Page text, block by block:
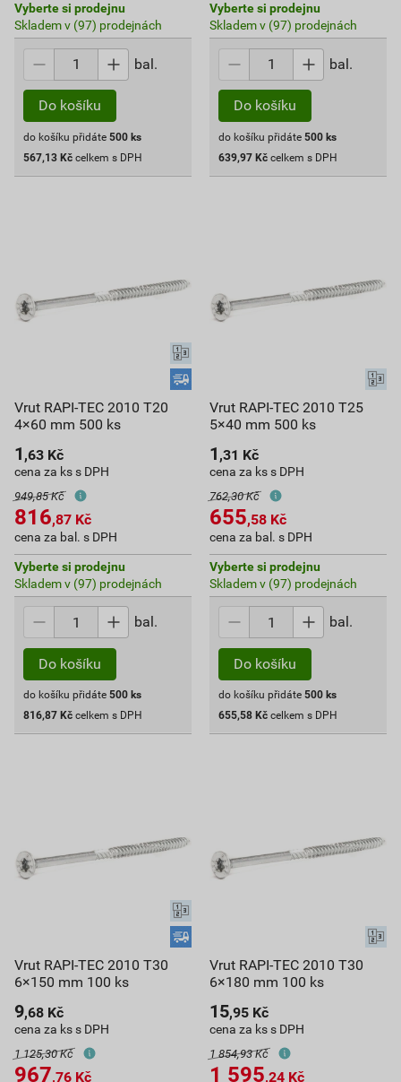
Vyberte si prodejnu
Skladem v (97) prodejnách
bal.
Do košíku
do košíku přidáte 500 ks
567,13 Kč celkem s DPH
Vyberte si prodejnu
Skladem v (97) prodejnách
bal.
Do košíku
do košíku přidáte 500 ks
639,97 Kč celkem s DPH
Vrut RAPI-TEC 2010 T20
4×60 mm 500 ks
1 ,63 Kč
cena za ks s DPH
949,85 Kč
816,87 Kč
cena za bal. s DPH
Vyberte si prodejnu
Skladem v (97) prodejnách
bal.
Do košíku
do košíku přidáte 500 ks
816,87 Kč celkem s DPH
Vrut RAPI-TEC 2010 T25
5×40 mm 500 ks
1 ,31 Kč
cena za ks s DPH
762,30 Kč
655,58 Kč
cena za bal. s DPH
Vyberte si prodejnu
Skladem v (97) prodejnách
bal.
Do košíku
do košíku přidáte 500 ks
655,58 Kč celkem s DPH
Vrut RAPI-TEC 2010 T30
6×150 mm 100 ks
9,68 Kč
cena za ks s DPH
1 125,30 Kč
967,76 Kč
Vrut RAPI-TEC 2010 T30
6×180 mm 100 ks
15,95 Kč
cena za ks s DPH
1 854,93 Kč
1 595,24 Kč